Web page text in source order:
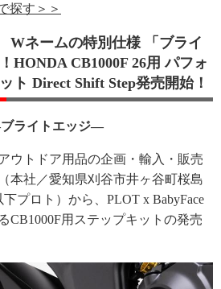
探す＞＞
Wネームの特別仕様 「ブライ
HONDA CB1000F 26用 パフォ
ト Direct Shift Step発売開始！
ライトエッジ―
ウトドア用品の企画・輸入・販売
本社／愛知県刈谷市井ヶ谷町桜島
プロト）から、PLOT x BabyFace
CB1000F用ステップキットの発売